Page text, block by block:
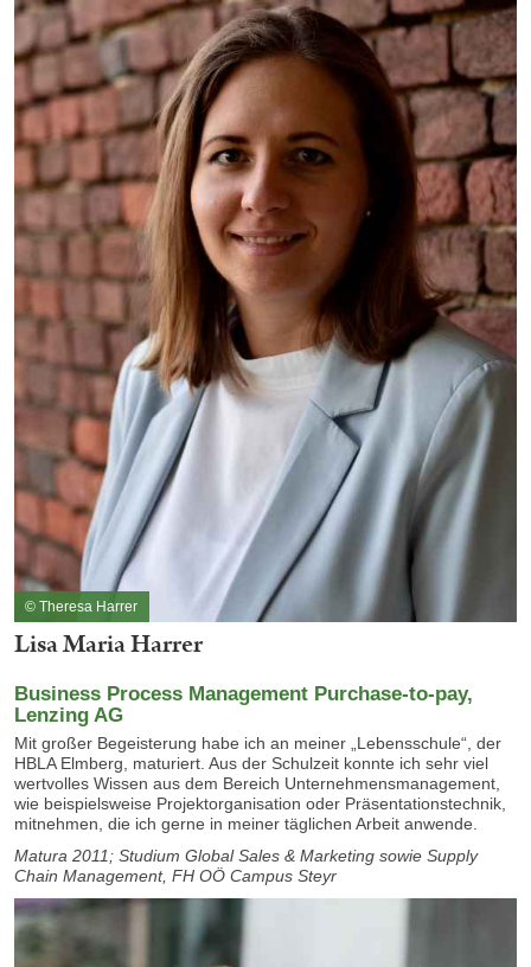
© Theresa Harrer
Lisa Maria Harrer
Business Process Management Purchase-to-pay,
Lenzing AG
Mit großer Begeisterung habe ich an meiner „Lebensschule“, der
HBLA Elmberg, maturiert. Aus der Schulzeit konnte ich sehr viel
wertvolles Wissen aus dem Bereich Unternehmensmanagement,
wie beispielsweise Projektorganisation oder Präsentationstechnik,
mitnehmen, die ich gerne in meiner täglichen Arbeit anwende.
Matura 2011; Studium Global Sales & Marketing sowie Supply
Chain Management, FH OÖ Campus Steyr